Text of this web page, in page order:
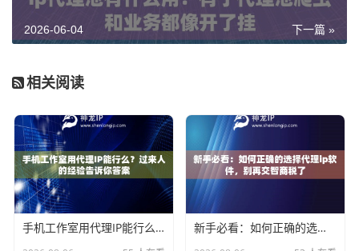
下一篇 »
2026-06-04
相关阅读
手机工作室用代理IP能行么？过来人的经验告诉你答案 新手必看：如何正确的选择代理ip软件，别再交智商税了